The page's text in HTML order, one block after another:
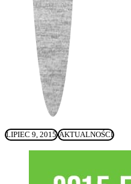
LIPIEC 9, 2015 AKTUALNOŚCI